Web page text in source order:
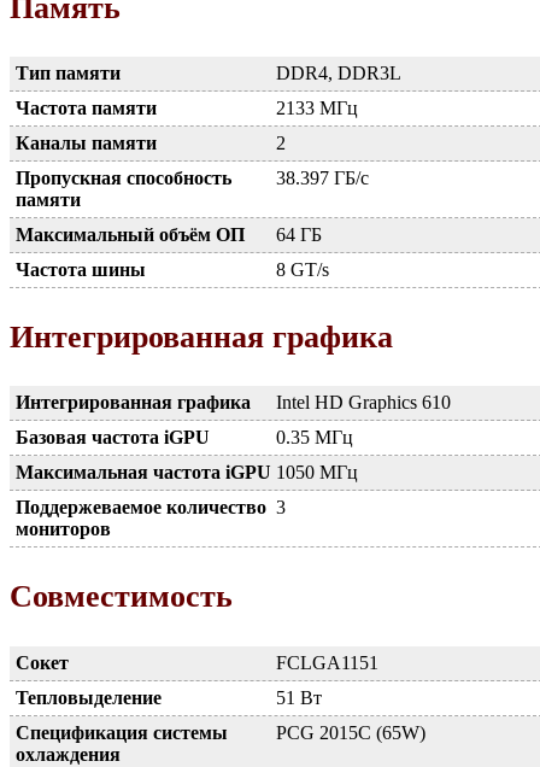
Память
Тип памяти
DDR4, DDR3L
Частота памяти
2133 МГц
Каналы памяти
2
Пропускная способность
памяти
38.397 ГБ/с
Максимальный объём ОП
64 ГБ
Частота шины
8 GT/s
Интегрированная графика
Интегрированная графика
Intel HD Graphics 610
Базовая частота iGPU
0.35 МГц
Максимальная частота iGPU 1050 МГц
Поддержеваемое количество
мониторов
3
Совместимость
Сокет
FCLGA1151
Тепловыделение
51 Вт
Спецификация системы
охлаждения
PCG 2015C (65W)